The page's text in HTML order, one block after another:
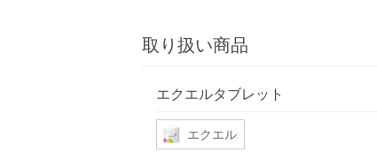
取り扱い商品
エクエルタブレット
エクエル